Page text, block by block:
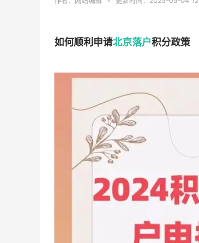
如何顺利申请北京落户积分政策